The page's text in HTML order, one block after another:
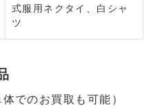
式服用ネクタイ、白シャ
ツ
でのお買取も可能）